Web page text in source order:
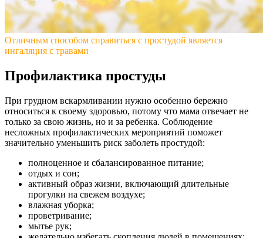
Отличным способом справиться с простудой является
ингаляция с травами
Профилактика простуды
При грудном вскармливании нужно особенно бережно
относиться к своему здоровью, потому что мама отвечает не
только за свою жизнь, но и за ребенка. Соблюдение
несложных профилактических мероприятий поможет
значительно уменьшить риск заболеть простудой:
полноценное и сбалансированное питание;
отдых и сон;
активный образ жизни, включающий длительные
прогулки на свежем воздухе;
влажная уборка;
проветривание;
мытье рук;